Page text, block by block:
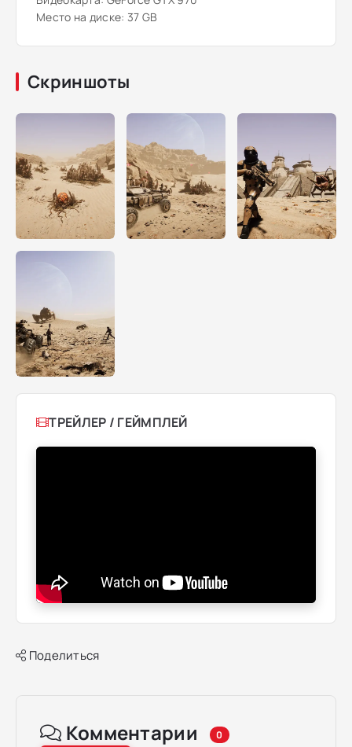
Место на диске: 37 GB
Скриншоты
ТРЕЙЛЕР / ГЕЙМПЛЕЙ
Поделиться
Комментарии 0